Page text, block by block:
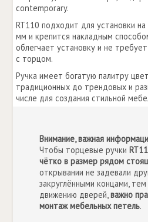
contemporary.
RT110 подходит для установки
мм и крепится накладным
облегчает установку и не
с торцом.
Ручка имеет богатую палитру
традиционных до трендовых и
числе для создания стильной
Внимание, важная
Чтобы торцевые ручки
чётко в размер рядом
открывании не задевали
закруглёнными концами,
движению дверей,важно
монтаж мебельных петель.